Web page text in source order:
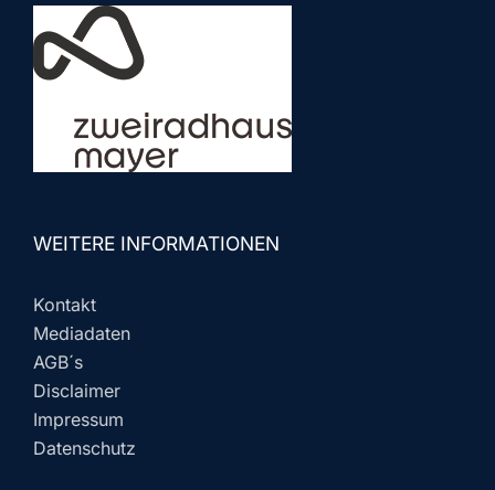
WEITERE INFORMATIONEN
Kontakt
Mediadaten
AGB´s
Disclaimer
Impressum
Datenschutz